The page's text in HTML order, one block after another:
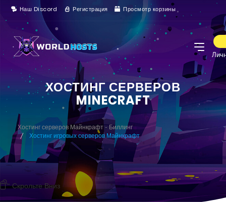
Наш Discord Регистрация Просмотр корзины
ХОСТИНГ СЕРВЕРОВ
MINECRAFT
Хостинг серверов Майнкрафт - Биллинг
Хостинг игровых серверов Майнкрафт
Скрольте Вниз